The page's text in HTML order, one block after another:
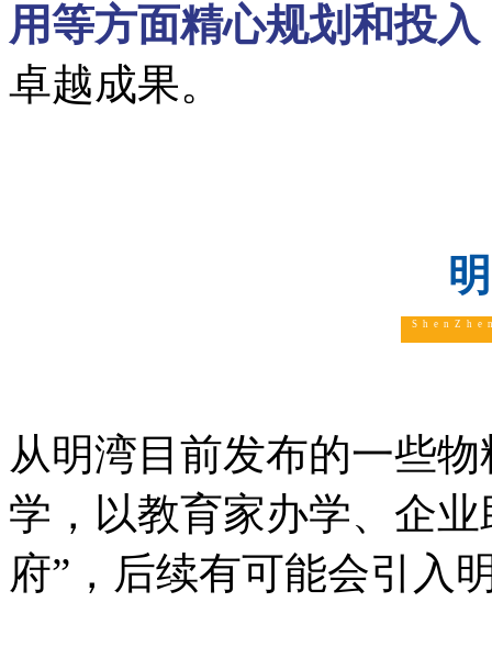
用等方面精心规划和投入
卓越成果。
从明湾目前发布的一些
学，以教育家办学、企
府”，后续有可能会引入